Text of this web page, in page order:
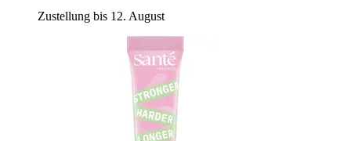
Zustellung bis 12. August